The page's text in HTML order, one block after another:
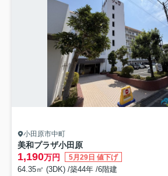
小田原市中町
美和プラザ小田原
1,190万円 5月29日 値下げ
64.35㎡ (3DK) /築44年 /6階建